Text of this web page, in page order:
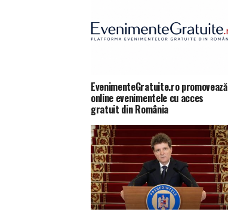
EvenimenteGratuite.ro promovează
online evenimentele cu acces
gratuit din România